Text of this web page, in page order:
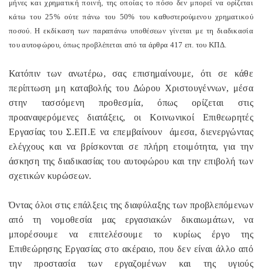
μήνες και χρηματική ποινή, της οποίας το πόσο δεν μπορεί να ορίζεται
κάτω του 25% ούτε πάνω του 50% του καθυστερούμενου χρηματικού
ποσού. Η εκδίκαση των παραπάνω υποθέσεων γίνεται με τη διαδικασία
του αυτοφώρου, όπως προβλέπεται από τα άρθρα 417 επ. του ΚΠΔ.
Κατόπιν των ανωτέρω, σας επισημαίνουμε, ότι σε κάθε
περίπτωση μη καταβολής του Δώρου Χριστουγέννων, μέσα
στην τασσόμενη προθεσμία, όπως ορίζεται στις
προαναφερόμενες διατάξεις, οι Κοινωνικοί Επιθεωρητές
Εργασίας του Σ.ΕΠ.Ε να επεμβαίνουν
άμεσα, διενεργώντας
ελέγχους και να βρίσκονται σε πλήρη ετοιμότητα, για την
άσκηση της διαδικασίας του αυτοφώρου και την επιβολή των
σχετικών κυρώσεων.
Όντας όλοι στις επάλξεις της διαφύλαξης των προβλεπόμενων
από τη νομοθεσία μας εργασιακών δικαιωμάτων, να
μπορέσουμε να επιτελέσουμε το κυρίως έργο της
Επιθεώρησης Εργασίας στο ακέραιο, που δεν είναι άλλο από
την προστασία των εργαζομένων και της υγιούς